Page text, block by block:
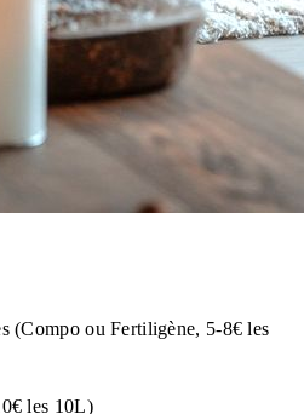
(Compo ou Fertiligène, 5-8€ les
les 10L)